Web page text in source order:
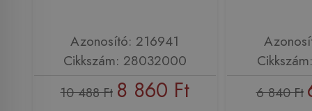
Azonosító: 216941
Cikkszám: 28032000
10 488 Ft 8 860 Ft 6 840 Ft